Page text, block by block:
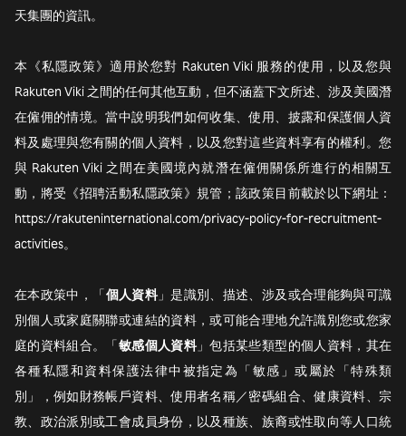
天集團的資訊。
本《私隱政策》適用於您對 Rakuten Viki 服務的使用，以及您與
Rakuten Viki 之間的任何其他互動，但不涵蓋下文所述、涉及美國潛
在僱佣的情境。當中說明我們如何收集、使用、披露和保護個人資
料及處理與您有關的個人資料，以及您對這些資料享有的權利。您
與 Rakuten Viki 之間在美國境內就潛在僱佣關係所進行的相關互
動，將受《招聘活動私隱政策》規管；該政策目前載於以下網址：
https://rakuteninternational.com/privacy-policy-for-recruitment-
activities。
在本政策中，「個人資料」是識別、描述、涉及或合理能夠與可識
別個人或家庭關聯或連結的資料，或可能合理地允許識別您或您家
庭的資料組合。「敏感個人資料」包括某些類型的個人資料，其在
各種私隱和資料保護法律中被指定為「敏感」或屬於「特殊類
別」，例如財務帳戶資料、使用者名稱／密碼組合、健康資料、宗
教、政治派別或工會成員身份，以及種族、族裔或性取向等人口統